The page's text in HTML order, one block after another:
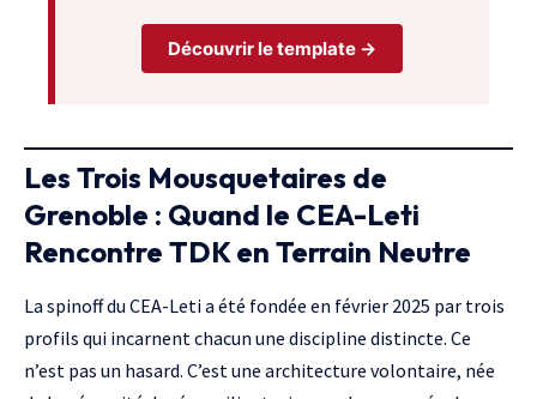
Découvrir le template →
Les Trois Mousquetaires de
Grenoble : Quand le CEA-Leti
Rencontre TDK en Terrain Neutre
La spinoff du CEA-Leti a été fondée en février 2025 par trois
profils qui incarnent chacun une discipline distincte. Ce
n’est pas un hasard. C’est une architecture volontaire, née